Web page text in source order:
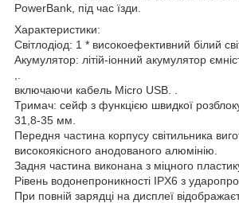
PowerBank, під час їзди.
Характеристики:
Світлодіод: 1 * високоефективний білий
Акумулятор: літій-іонний акумулятор
включаючи кабель Micro USB. .
Тримач: сейф з функцією швидкої
31,8-35 мм.
Передня частина корпусу світильника
високоякісного анодованого алюмінію.
Задня частина виконана з міцного
Рівень водонепроникності IPX6 з
При повній зарядці на дисплеї